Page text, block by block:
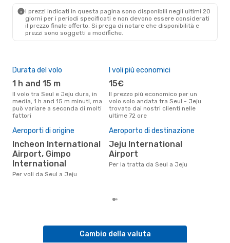
I prezzi indicati in questa pagina sono disponibili negli ultimi 20
giorni per i periodi specificati e non devono essere considerati
il ​​prezzo finale offerto. Si prega di notare che disponibilità e
prezzi sono soggetti a modifiche.
Durata del volo
1 h and 15 m
Il volo tra Seul e Jeju dura, in
media, 1 h and 15 m minuti, ma
può variare a seconda di molti
fattori
I voli più economici
15€
Il prezzo più economico per un
volo solo andata tra Seul - Jeju
trovato dai nostri clienti nelle
ultime 72 ore
Aeroporti di origine
Airport, Gimpo
International
Per voli da Seul a Jeju
Aeroporto di destinazione
Jeju International
Airport
Per la tratta da Seul a Jeju
Cambio della valuta